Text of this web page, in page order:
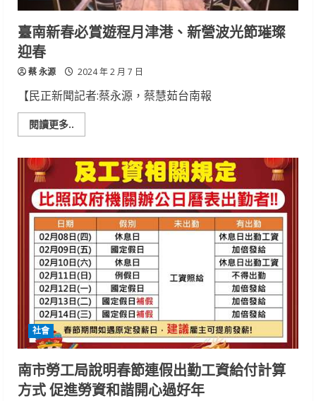
臺南新春必賞遊程月津港、新營波光節璀璨
迎春
蔡 永源 2024 年 2 月 7 日
【民正新聞記者:蔡永源，蔡慧茹台南報
閱讀更多..
more
南
新
春
必
賞
遊
程
月
津
港、
新
營
波
光
節
璀
璨
迎
春
社會
南市勞工局說明春節連假出勤工資給付計算
方式 促進勞資和諧開心過好年